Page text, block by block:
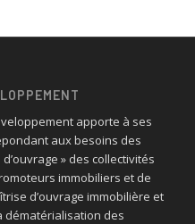
apporte à ses
aux besoins des
» des collectivités
immobiliers et de
d’ouvrage immobilière et
dématérialisation des